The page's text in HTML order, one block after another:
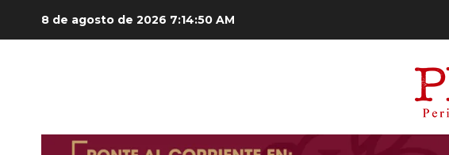
8 de agosto de 2026 7:14:51 AM